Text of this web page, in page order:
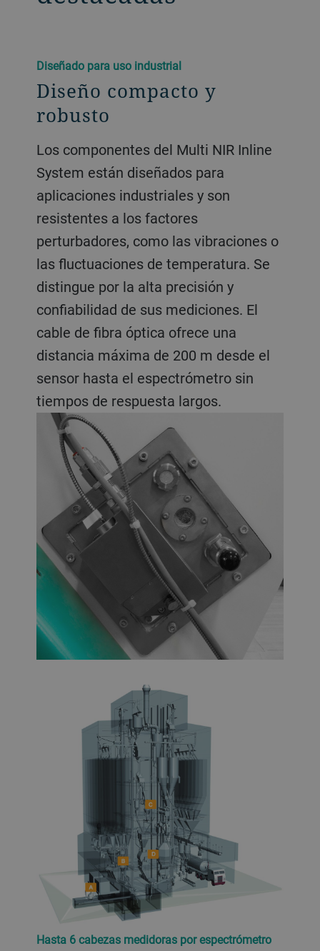
Diseñado para uso industrial
Diseño compacto y
robusto
Los componentes del Multi NIR Inline
System están diseñados para
aplicaciones industriales y son
resistentes a los factores
perturbadores, como las vibraciones o
las fluctuaciones de temperatura. Se
distingue por la alta precisión y
confiabilidad de sus mediciones. El
cable de fibra óptica ofrece una
distancia máxima de 200 m desde el
sensor hasta el espectrómetro sin
tiempos de respuesta largos.
Hasta 6 cabezas medidoras por espectrómetro